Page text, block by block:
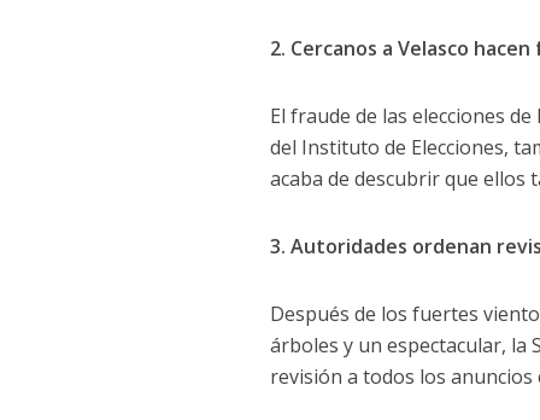
2. Cercanos a Velasco
El fraude de las elecciones
del Instituto de Elecciones,
acaba de descubrir que ellos
3. Autoridades ordenan
Después de los fuertes
árboles y un espectacular, la
revisión a todos los anuncios